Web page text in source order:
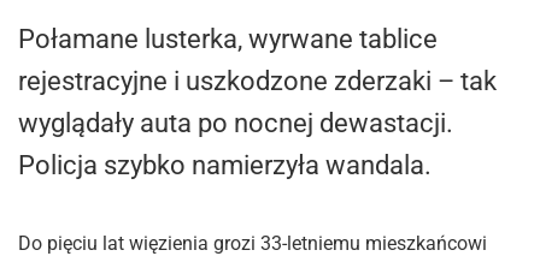
Połamane lusterka, wyrwane tablice
rejestracyjne i uszkodzone zderzaki – tak
wyglądały auta po nocnej dewastacji.
Policja szybko namierzyła wandala.
Do pięciu lat więzienia grozi 33-letniemu mieszkańcowi